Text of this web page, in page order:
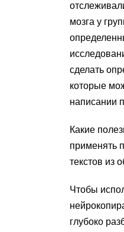
мозга у
сделать
которые
написании
Какие
применять
текстов из
Чтобы
глубоко